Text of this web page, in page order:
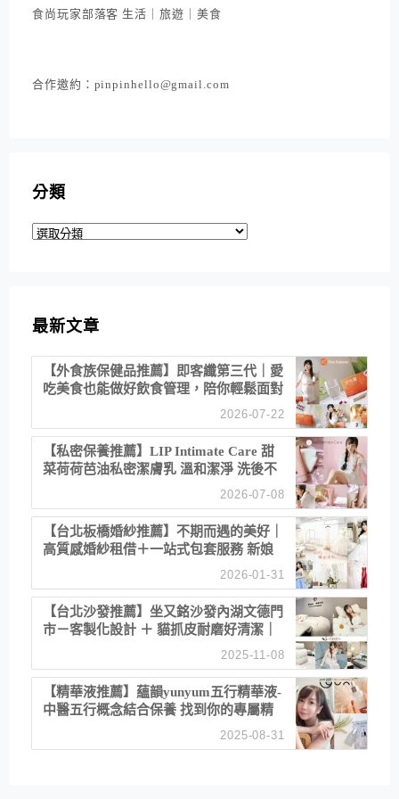
食尚玩家部落客 生活｜旅遊｜美食
合作邀約：pinpinhello@gmail.com
分類
分
最新文章
【外食族保健品推薦】即客纖第三代｜愛
吃美食也能做好飲食管理，陪你輕鬆面對
2026-07-22
【私密保養推薦】LIP Intimate Care 甜
菜荷荷芭油私密潔膚乳 溫和潔淨 洗後不
2026-07-08
【台北板橋婚紗推薦】不期而遇的美好｜
高質感婚紗租借＋一站式包套服務 新娘
2026-01-31
【台北沙發推薦】坐又銘沙發內湖文德門
市－客製化設計 ＋ 貓抓皮耐磨好清潔｜
直營直銷、價格透明 高CP值打造夢想
2025-11-08
【精華液推薦】蘊韻yunyum五行精華液-
中醫五行概念結合保養 找到你的專屬精
華！ 水㊀土㊀就選「潤・賦精華」維持
2025-08-31